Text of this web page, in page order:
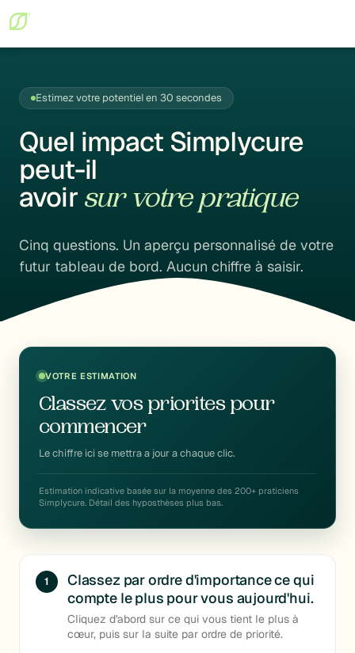
Estimez votre potentiel en 30 secondes
Quel impact Simplycure
peut-il
avoir sur votre pratique
Cinq questions. Un aperçu personnalisé de votre
futur tableau de bord. Aucun chiffre à saisir.
1
Classez par ordre d'importance ce qui
compte le plus pour vous aujourd'hui.
Cliquez d'abord sur ce qui vous tient le plus à
cœur, puis sur la suite par ordre de priorité.
VOTRE ESTIMATION
Classez vos priorites pour
commencer
Le chiffre ici se mettra a jour a chaque clic.
Estimation indicative basée sur la moyenne des 200+ praticiens
Simplycure. Détail des hyposthèses plus bas.